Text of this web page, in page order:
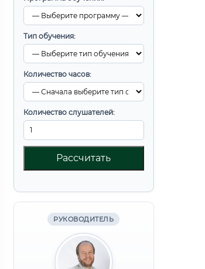
Тип обучения:
Количество часов:
Количество слушателей:
Рассчитать
РУКОВОДИТЕЛЬ